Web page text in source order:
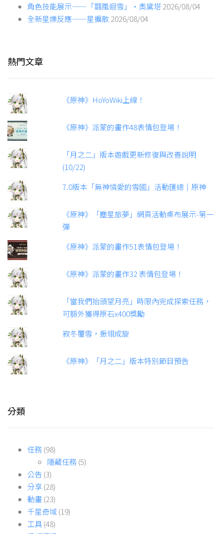
角色技能展示——「翾風迴雪」·奧黛塔2026/08/04
全新星爍反應——星擴散2026/08/04
熱門文章
《原神》HoYoWiki上線！
《原神》派蒙的畫作48表情包登場！
「月之二」版本遊戲更新修復與改善說明
(10/22)
7.0版本「無神憐愛的雪國」活動匯總｜原神
《原神》「塵星旅夢」網頁活動桌布展示-第一
彈
《原神》派蒙的畫作51表情包登場！
《原神》派蒙的畫作32 表情包登場！
「當我們抬頭望月亮」時限內完成探索任務，
可額外獲得原石x400獎勵
寂冬覆雪，振翎成旋
《原神》「月之二」版本特別節目預告
分類
任務 (98)
隱藏任務 (5)
公告 (3)
分享(28)
動畫(23)
千星奇域 (19)
工具(48)